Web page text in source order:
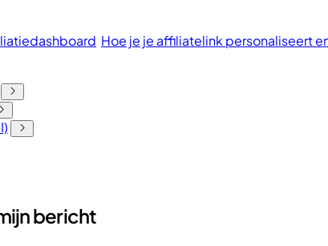
Hoe je je affiliatelink personaliseert
bericht